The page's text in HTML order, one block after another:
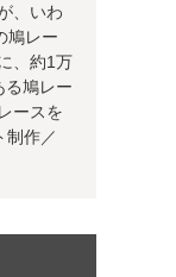
、いわ
鳩レー
、約1万
る鳩レー
ースを
制作／